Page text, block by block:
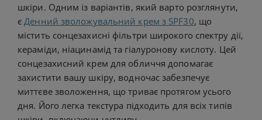
шкіри. Одним із варіантів, який варто розглянути,
єДенний зволожувальний крем з SPF30, що
містить сонцезахисні фільтри широкого спектру дії,
кераміди, ніацинамід та гіалуронову кислоту. Цей
сонцезахисний крем для обличчя допомагає
захистити вашу шкіру, водночас забезпечує
миттєве зволоження, що триває протягом усього
дня. Його легка текстура підходить для всіх типів